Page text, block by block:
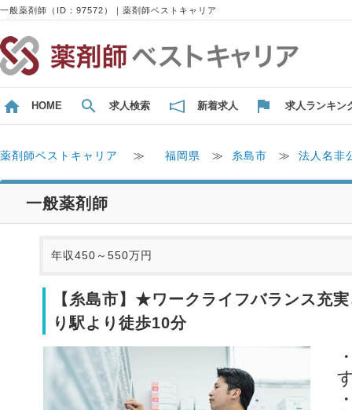
一般薬剤師（ID：97572）｜薬剤師ベストキャリア
HOME 求人検索 新着求人 求人ランキン
薬剤師ベストキャリア ≫ 福岡県 ≫ 糸島市 ≫ 法人名非
一般薬剤師
年収450～550万円
【糸島市】★ワークライフバランス充
り駅より徒歩10分